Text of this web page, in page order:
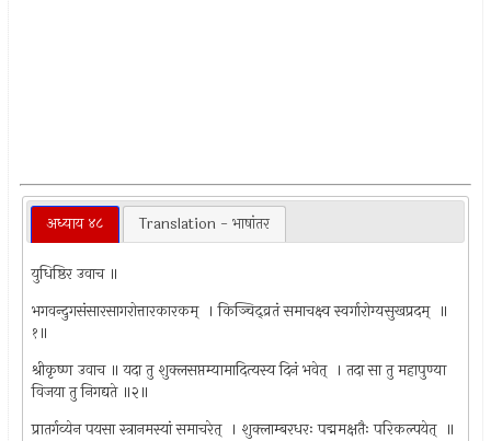
अध्याय ४८ Translation - भाषांतर
युधिष्ठिर उवाच ॥
भगवन्दुगसंसारसागरोत्तारकारकम् ‍ । किञ्चिद्‍व्रतं समाचक्ष्व स्वर्गारोग्यसुखप्रदम् ‍ ॥
१॥
श्रीकृष्ण उवाच ॥ यदा तु शुक्लसप्तम्यामादित्यस्य दिनं भवेत् ‍ । तदा सा तु महापुण्या
विजया तु निगद्यते ॥२॥
प्रातर्गव्येन पयसा स्त्रानमस्यां समाचरेत् ‍ । शुक्लाम्बरधरः पद्ममक्षतैः परिकल्पयेत् ‍ ॥